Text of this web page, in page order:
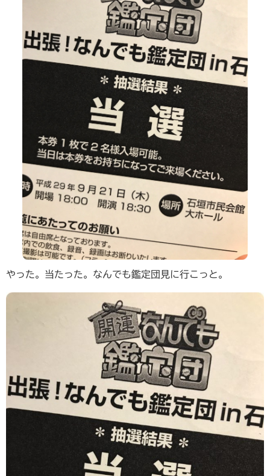
やった。当たった。なんでも鑑定団見に行こっと。